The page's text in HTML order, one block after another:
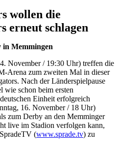
wollen die
erneut schlagen
in Memmingen
November / 19:30 Uhr) treffen die
Arena zum zweiten Mal in dieser
Nach der Länderspielpause
wie schon beim ersten
Einheit erfolgreich
16. November / 18 Uhr)
zum Derby an den Memminger
live im Stadion verfolgen kann,
(www.sprade.tv) zu